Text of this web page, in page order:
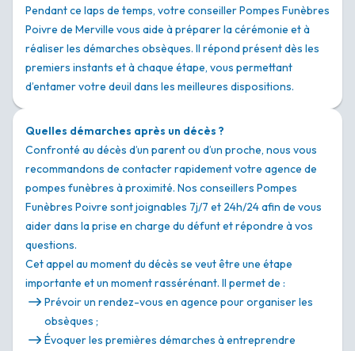
Pendant ce laps de temps, votre conseiller Pompes Funèbres
Poivre de Merville vous aide à préparer la cérémonie et à
réaliser les démarches obsèques. Il répond présent dès les
premiers instants et à chaque étape, vous permettant
d’entamer votre deuil dans les meilleures dispositions.
Quelles démarches après un décès ?
Confronté au décès d’un parent ou d’un proche, nous vous
recommandons de contacter rapidement votre agence de
pompes funèbres à proximité. Nos conseillers Pompes
Funèbres Poivre sont joignables 7j/7 et 24h/24 afin de vous
aider dans la prise en charge du défunt et répondre à vos
questions.
Cet appel au moment du décès se veut être une étape
importante et un moment rassérénant. Il permet de :
Prévoir un rendez-vous en agence pour organiser les
obsèques ;
Évoquer les premières démarches à entreprendre